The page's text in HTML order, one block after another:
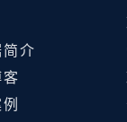
介